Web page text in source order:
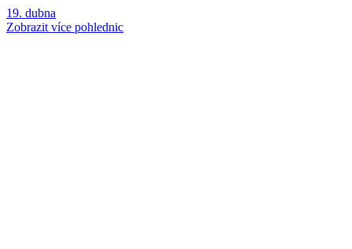
19. dubna
Zobrazit více pohlednic